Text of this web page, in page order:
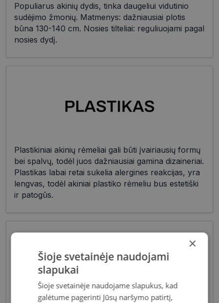
Populiarus akinių dydis, tinka daugeliui vidutinio
sudėjimo žmonių. Matmenys: dažniausiai plotis
būna 130-140 cm. Nosies tilteliai: reguliuojami pagal
nosies dydį.
Plastikiniai akinių rėmeliai gali būti įvairiausių formų
bei spalvų, todėl juos dažniausiai gamina dizaineriai.
Plastikas labai retai sukelia alergines reakcijas, yra
lengvas, todėl akiniai plastiko rėmeliu bus estetiški
ir patogūs.
×
Šioje svetainėje naudojami
slapukai
Šioje svetainėje naudojame slapukus, kad
galėtume pagerinti Jūsų naršymo patirtį,